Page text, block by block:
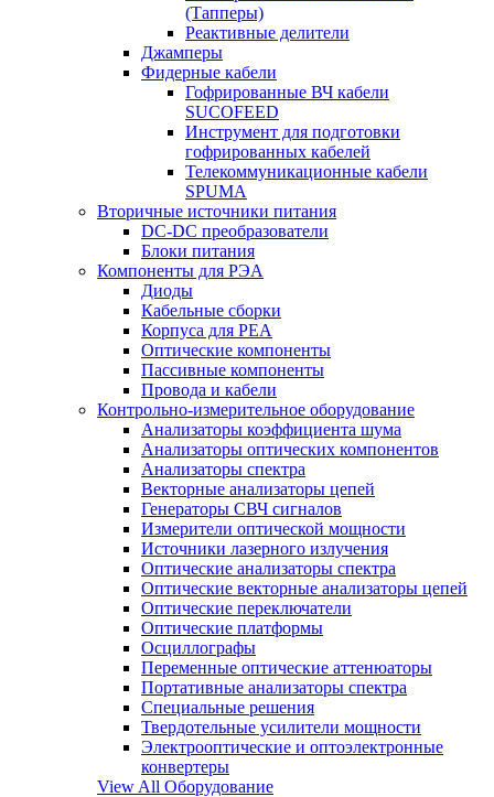
(Тапперы)
Реактивные делители
Джамперы
Фидерные кабели
Гофрированные ВЧ кабели
SUCOFEED
Инструмент для подготовки
гофрированных кабелей
Телекоммуникационные кабели
SPUMA
Вторичные источники питания
DC-DC преобразователи
Блоки питания
Компоненты для РЭА
Диоды
Кабельные сборки
Корпуса для РЕА
Оптические компоненты
Пассивные компоненты
Провода и кабели
Контрольно-измерительное оборудование
Анализаторы коэффициента шума
Анализаторы оптических компонентов
Анализаторы спектра
Векторные анализаторы цепей
Генераторы СВЧ сигналов
Измерители оптической мощности
Источники лазерного излучения
Оптические анализаторы спектра
Оптические векторные анализаторы цепей
Оптические переключатели
Оптические платформы
Осциллографы
Переменные оптические аттенюаторы
Портативные анализаторы спектра
Специальные решения
Твердотельные усилители мощности
Электрооптические и оптоэлектронные
конвертеры
View All Оборудование